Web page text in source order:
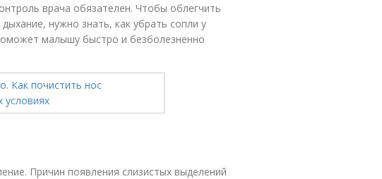
врача обязателен. Чтобы облегчить
нужно знать, как убрать сопли у
малышу быстро и безболезненно
Причин появления слизистых выделений